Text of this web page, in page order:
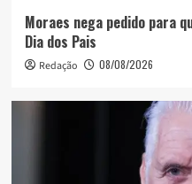
Moraes nega pedido para
Dia dos Pais
Redação 08/08/2026